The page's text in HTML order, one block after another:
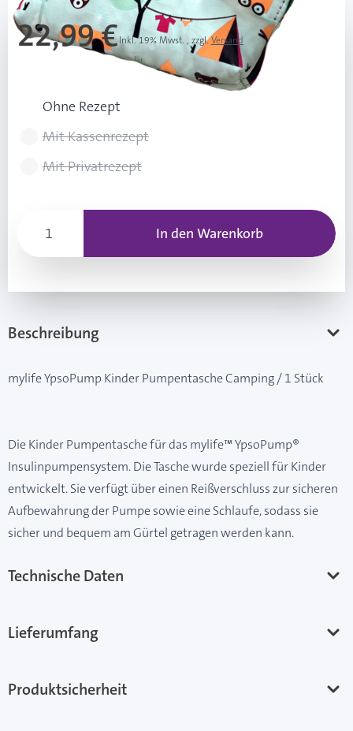
22,99 €Inkl. 19% Mwst. , zzgl.Versand
Ohne Rezept
Mit Kassenrezept
Mit Privatrezept
In den Warenkorb
Beschreibung
mylife YpsoPump Kinder Pumpentasche Camping / 1 Stück
Die Kinder Pumpentasche für das mylife™ YpsoPump®
Insulinpumpensystem. Die Tasche wurde speziell für Kinder
entwickelt. Sie verfügt über einen Reißverschluss zur sicheren
Aufbewahrung der Pumpe sowie eine Schlaufe, sodass sie
sicher und bequem am Gürtel getragen werden kann.
Technische Daten
Lieferumfang
Produktsicherheit